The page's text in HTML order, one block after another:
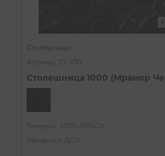
Столешницы
Столешница 1000 (Мрамор